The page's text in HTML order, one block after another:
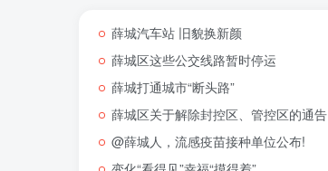
薛城汽车站 旧貌换新颜
薛城区这些公交线路暂时停运
薛城打通城市“断头路”
薛城区关于解除封控区、管控区的通告
@薛城人，流感疫苗接种单位公布!